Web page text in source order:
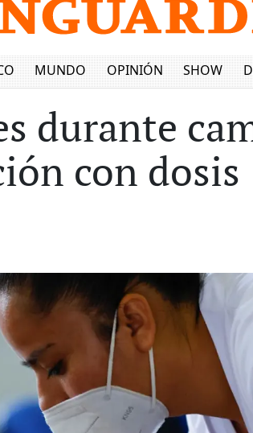
MUNDO OPINIÓN SHOW
durante
con dosis